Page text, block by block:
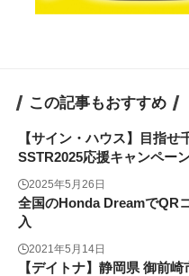
この記事もおすすめ
【サイン・ハウス】⽬指せ
SSTR2025応援キャンペー
2025年5月26日
全国のHonda DreamでQR
入
2021年5月14日
【デイトナ】静岡県 御前